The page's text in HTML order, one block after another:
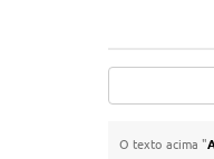
O texto acima "